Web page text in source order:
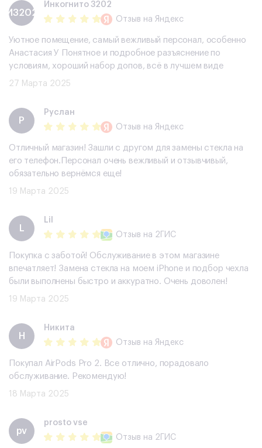
И3202
Инкогнито 3202
Отзыв на Яндекс
Уютное помещение, самый вежливый персонал, особенно
Анастасия У Понятное и подробное разъяснение по
условиям, хороший набор допов, всë в лучшем виде
27 Марта 2025
Р
Руслан
Отзыв на Яндекс
Отличный магазин! Зашли с другом для замены стекла на
его телефон.Персонал очень вежливый и отзывчивый,
обязательно вернёмся еще!
19 Марта 2025
L
Lil
Отзыв на 2ГИС
Покупка с заботой! Обслуживание в этом магазине
впечатляет! Замена стекла на моем iPhone и подбор чехла
были выполнены быстро и аккуратно. Очень доволен!
19 Марта 2025
Н
Никита
Отзыв на Яндекс
Покупал AirPods Pro 2. Все отлично, порадовало
обслуживание. Рекомендую!
18 Марта 2025
pv
prosto vse
Отзыв на 2ГИС